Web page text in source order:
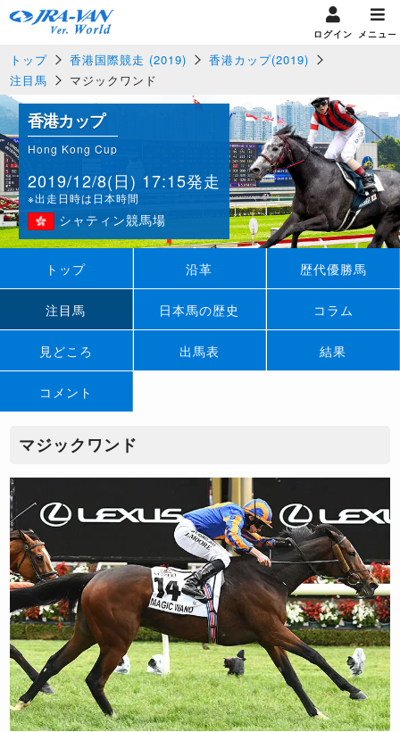
ログイン メニュー
トップ 香港国際競走 (2019)
香港カップ(2019)
注目馬
マジックワンド
香港カップ
Hong Kong Cup
2019/12/8(日) 17:15発走
※出走日時は日本時間
シャティン競馬場
トップ 沿革 歴代優勝馬
注目馬 日本馬の歴史 コラム
見どころ 出馬表 結果
コメント
マジックワンド